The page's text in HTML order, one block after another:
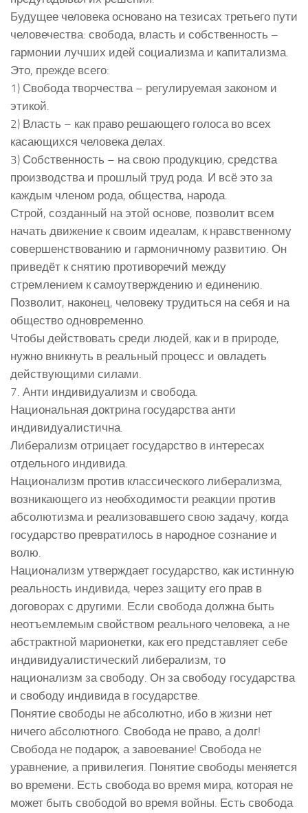
Будущее человека основано на тезисах третьего пути
человечества: свобода, власть и собственность –
гармонии лучших идей социализма и капитализма.
Это, прежде всего:
1) Свобода творчества – регулируемая законом и
этикой.
2) Власть – как право решающего голоса во всех
касающихся человека делах.
3) Собственность – на свою продукцию, средства
производства и прошлый труд рода. И всё это за
каждым членом рода, общества, народа.
Строй, созданный на этой основе, позволит всем
начать движение к своим идеалам, к нравственному
совершенствованию и гармоничному развитию. Он
приведёт к снятию противоречий между
стремлением к самоутверждению и единению.
Позволит, наконец, человеку трудиться на себя и на
общество одновременно.
Чтобы действовать среди людей, как и в природе,
нужно вникнуть в реальный процесс и овладеть
действующими силами.
7. Анти индивидуализм и свобода.
Национальная доктрина государства анти
индивидуалистична.
Либерализм отрицает государство в интересах
отдельного индивида.
Национализм против классического либерализма,
возникающего из необходимости реакции против
абсолютизма и реализовавшего свою задачу, когда
государство превратилось в народное сознание и
волю.
Национализм утверждает государство, как истинную
реальность индивида, через защиту его прав в
договорах с другими. Если свобода должна быть
неотъемлемым свойством реального человека, а не
абстрактной марионетки, как его представляет себе
индивидуалистический либерализм, то
национализм за свободу. Он за свободу государства
и свободу индивида в государстве.
Понятие свободы не абсолютно, ибо в жизни нет
ничего абсолютного. Свобода не право, а долг!
Свобода не подарок, а завоевание! Свобода не
уравнение, а привилегия. Понятие свободы меняется
во времени. Есть свобода во время мира, которая не
может быть свободой во время войны. Есть свобода